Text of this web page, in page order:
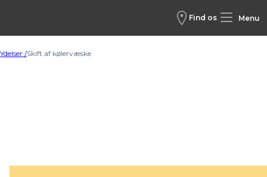
Find os Menu
Ydelser /Skift af kølervæske